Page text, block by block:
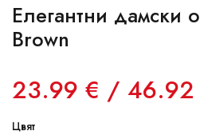
Елегантни дамски
Brown
23.99 € / 46.92
Цвят